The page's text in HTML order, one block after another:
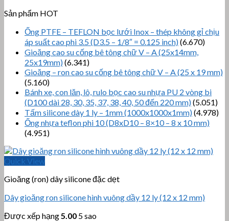
Sản phẩm HOT
Ống PTFE – TEFLON bọc lưới Inox – thép không gỉ chịu
áp suất cao phi 3.5 (D3.5 – 1/8″ = 0.125 inch)(6.670)
Gioăng cao su cống bê tông chữ V – A (25x14mm,
25x19mm)(6.341)
Gioăng – ron cao su cống bê tông chữ V – A (25 x 19 mm)
(5.160)
Bánh xe, con lăn, lô, rulo bọc cao su nhựa PU 2 vòng bi
(D100 dài 28, 30, 35, 37, 38, 40, 50 đến 220 mm)(5.051)
Tấm silicone dày 1 ly – 1mm (1000x1000x1mm)(4.978)
Ống nhựa teflon phi 10 (D8xD10 – 8×10 – 8 x 10 mm)
(4.951)
Quick View
Gioăng (ron) dây silicone đặc dẹt
Dây gioăng ron silicone hình vuông dầy 12 ly (12 x 12 mm)
Được xếp hạng5.00 5 sao